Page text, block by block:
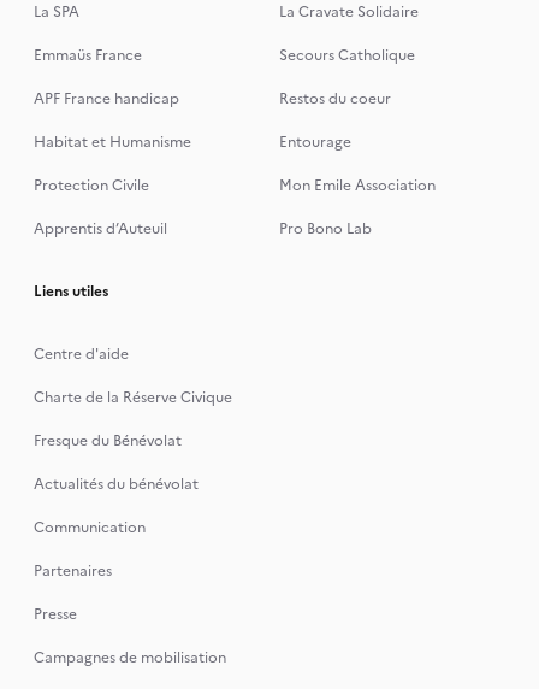
La SPA
La Cravate Solidaire
Emmaüs France
Secours Catholique
APF France handicap
Restos du coeur
Habitat et Humanisme
Entourage
Protection Civile
Mon Emile Association
Apprentis d’Auteuil
Pro Bono Lab
Liens utiles
Centre d'aide
Charte de la Réserve Civique
Fresque du Bénévolat
Actualités du bénévolat
Communication
Partenaires
Presse
Campagnes de mobilisation